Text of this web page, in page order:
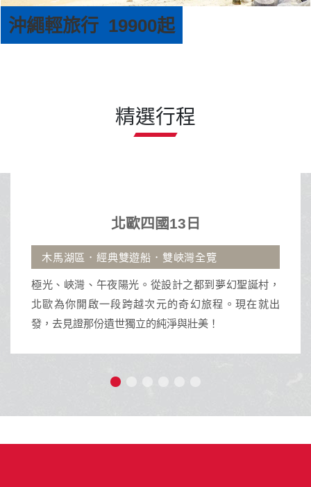
沖繩輕旅行 19900起
精選行程
遊船．雙峽灣全覽
光。從設計之都到夢幻聖誕村，
越次元的奇幻旅程。現在就出
獨立的純淨與壯美！
沖繩擁有蔚藍透明海
活動與獨特南國文化